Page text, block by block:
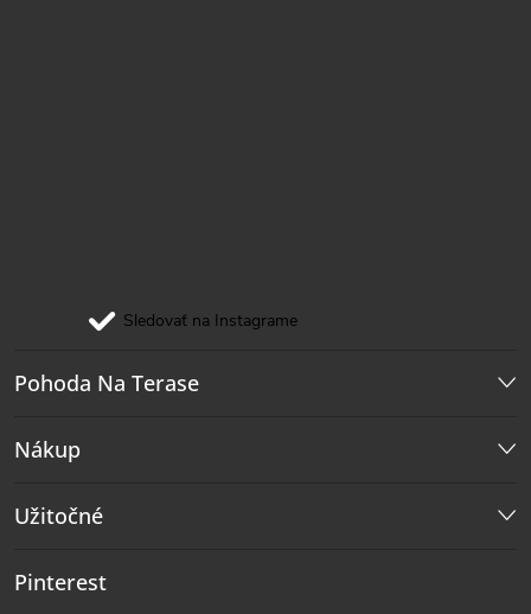
Sledovať na Instagrame
Pohoda Na Terase
Nákup
Užitočné
Pinterest